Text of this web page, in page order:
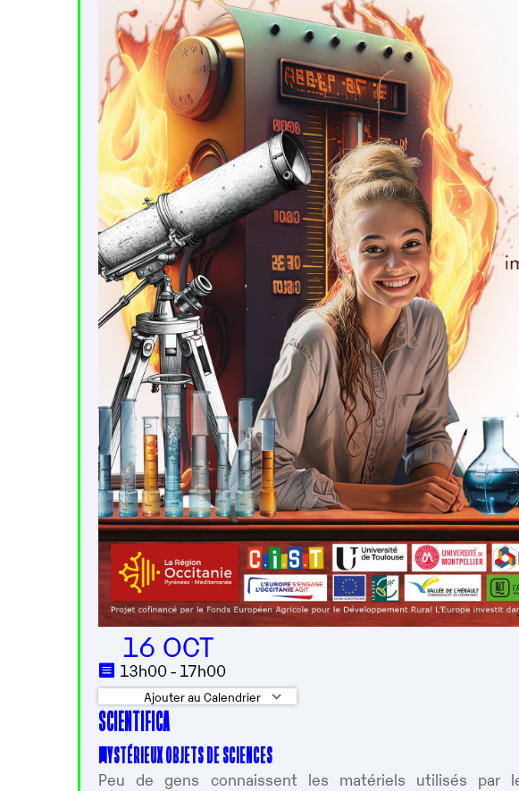
16 OCT
13h00 - 17h00
Ajouter au Calendrier
Télécharger ICS
SCIENTIFICA
MYSTÉRIEUX OBJETS DE SCIENCES
Peu de gens connaissent les matériels utilisés par